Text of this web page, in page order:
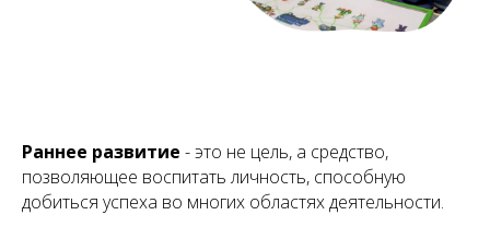
Раннее развитие - это не цель, а средство,
позволяющее воспитать личность, способную
добиться успеха во многих областях деятельности.